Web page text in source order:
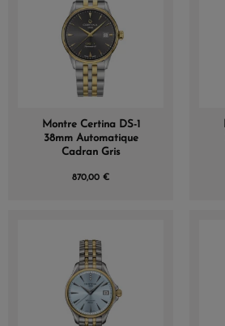
Montre Certina DS-1
38mm Automatique
Cadran Gris
870,00 €